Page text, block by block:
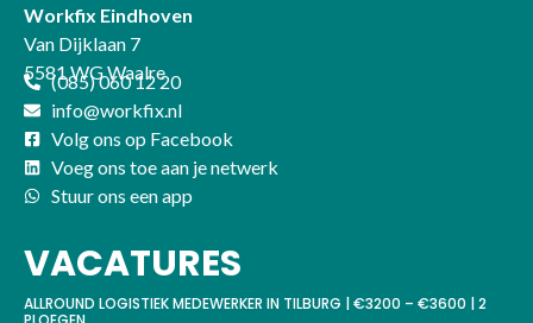
Workfix Eindhoven
Van Dijklaan 7
5581 WG Waalre
(085) 060 12 20
info@workfix.nl
Volg ons op Facebook
Voeg ons toe aan je netwerk
Stuur ons een app
VACATURES
ALLROUND LOGISTIEK MEDEWERKER IN TILBURG | €3200 – €3600 | 2